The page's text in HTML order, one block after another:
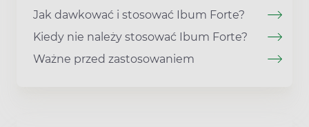
Jak dawkować i stosować Ibum Forte?
Kiedy nie należy stosować Ibum Forte?
Ważne przed zastosowaniem